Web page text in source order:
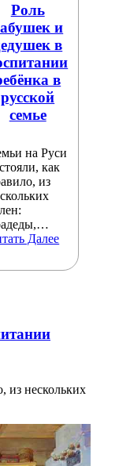
Роль
и
в
в
русской
семье
на Руси
как
из
Далее
из нескольких